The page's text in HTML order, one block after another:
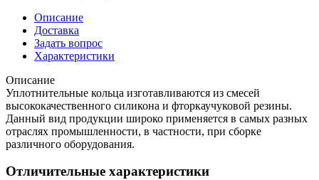
Описание
Доставка
Задать вопрос
Характеристики
Описание
Уплотнительные кольца изготавливаются из смесей
высококачественного силикона и фторкаучуковой резины.
Данный вид продукции широко применяется в самых разных
отраслях промышленности, в частности, при сборке
различного оборудования.
Отличительные характеристики